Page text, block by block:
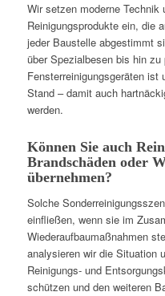
Wir setzen moderne Technik
Reinigungsprodukte ein, die
jeder Baustelle abgestimmt
über Spezialbesen bis hin zu
Fensterreinigungsgeräten ist
Stand – damit auch
werden.
Können Sie auch
Brandschäden oder
übernehmen?
Solche
einfließen, wenn sie im
Wiederaufbaumaßnahmen
analysieren wir die Situation
Reinigungs- und
schützen und den weiteren